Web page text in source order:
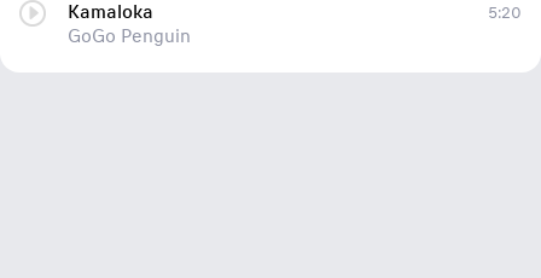
Kamaloka
GoGo Penguin
5:20